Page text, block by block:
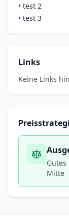
• test 2
• test 3
Links
Keine Links
Gutes
Mitte